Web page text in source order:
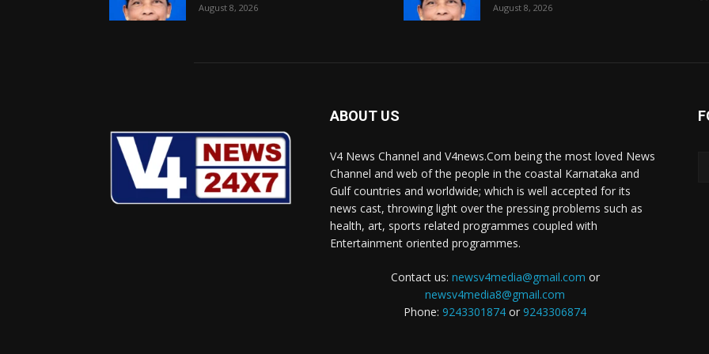
August 8, 2026 August 8, 2026
ABOUT US
V4 News Channel and V4news.Com being the most loved News
Channel and web of the people in the coastal Karnataka and
Gulf countries and worldwide; which is well accepted for its
news cast, throwing light over the pressing problems such as
health, art, sports related programmes coupled with
Entertainment oriented programmes.
Contact us: newsv4media@gmail.com or
newsv4media8@gmail.com
Phone: 9243301874 or 9243306874